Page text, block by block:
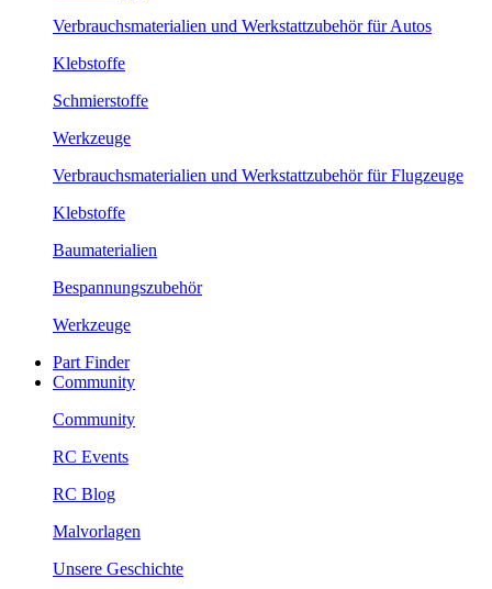
Verbrauchsmaterialien und Werkstattzubehör für Autos
Klebstoffe
Schmierstoffe
Werkzeuge
Verbrauchsmaterialien und Werkstattzubehör für Flugzeuge
Klebstoffe
Baumaterialien
Bespannungszubehör
Werkzeuge
Part Finder
Community
Community
RC Events
RC Blog
Malvorlagen
Unsere Geschichte